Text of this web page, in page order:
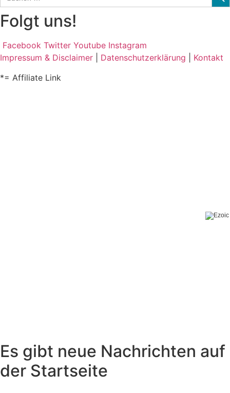
Folgt uns!
Facebook Twitter Youtube Instagram
Impressum & Disclaimer
Datenschutzerklärung
Kontakt
*= Affiliate Link
Es gibt neue Nachrichten auf
der Startseite